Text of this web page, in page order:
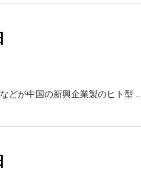
どが中国の新興企業製のヒト型 …